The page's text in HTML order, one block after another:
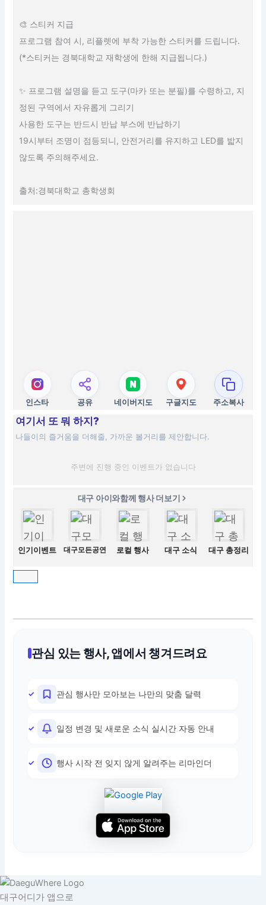
🎨 스티커 지급
프로그램 참여 시, 리플렛에 부착 가능한 스티커를 드립니다.
(*스티커는 경북대학교 재학생에 한해 지급됩니다.)
✨ 프로그램 설명을 듣고 도구(마카 또는 분필)를 수령하고, 지
정된 구역에서 자유롭게 그리기
사용한 도구는 반드시 반납 부스에 반납하기
19시부터 조명이 점등되니, 안전거리를 유지하고 LED를 밟지
않도록 주의해주세요.
출처:경북대학교 총학생회
인스타 공유 네이버지도 구글지도 주소복사
여기서 또 뭐 하지?
나들이의 즐거움을 더해줄, 가까운 볼거리를 제안합니다.
주변에 진행 중인 이벤트가 없습니다
대구 아이와함께 행사 더보기
인기이벤트 대구모든공연 로컬 행사 대구 소식 대구 총정리
관심 있는 행사, 앱에서 챙겨드려요
관심 행사만 모아보는 나만의 맞춤 달력
일정 변경 및 새로운 소식 실시간 자동 안내
행사 시작 전 잊지 않게 알려주는 리마인더
대구어디가 앱으로